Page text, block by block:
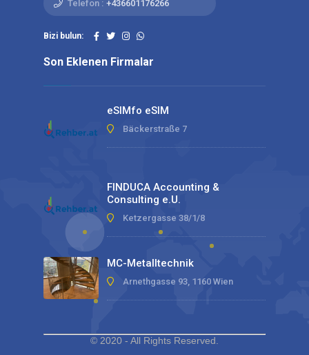
Telefon : +436601176266
Bizi bulun:
Son Eklenen Firmalar
eSIMfo eSIM
Bäckerstraße 7
FINDUCA Accounting &
Consulting e.U.
Ketzergasse 38/1/8
MC-Metalltechnik
Arnethgasse 93, 1160 Wien
© 2020 - All Rights Reserved.